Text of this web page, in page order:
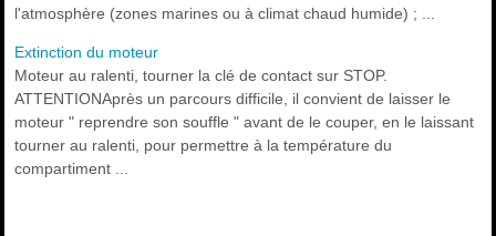
l'atmosphère (zones marines ou à climat chaud humide) ; ...
Extinction du moteur
Moteur au ralenti, tourner la clé de contact sur STOP.
ATTENTIONAprès un parcours difficile, il convient de laisser le
moteur " reprendre son souffle " avant de le couper, en le laissant
tourner au ralenti, pour permettre à la température du
compartiment ...